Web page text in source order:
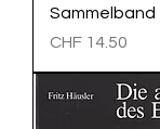
Sammelband
Preis
CHF 14.50